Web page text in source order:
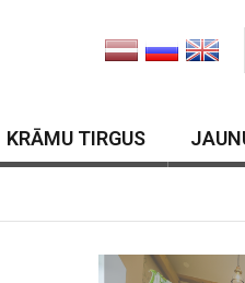
KRĀMU TIRGUS